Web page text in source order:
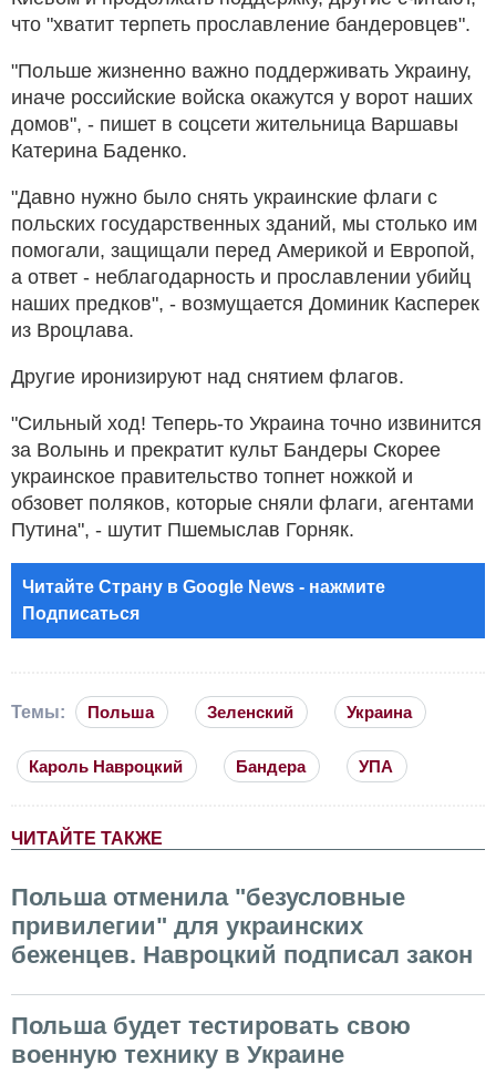
что "хватит терпеть прославление бандеровцев".
"Польше жизненно важно поддерживать Украину,
иначе российские войска окажутся у ворот наших
домов", - пишет в соцсети жительница Варшавы
Катерина Баденко.
"Давно нужно было снять украинские флаги с
польских государственных зданий, мы столько им
помогали, защищали перед Америкой и Европой,
а ответ - неблагодарность и прославлении убийц
наших предков", - возмущается Доминик Касперек
из Вроцлава.
Другие иронизируют над снятием флагов.
"Сильный ход! Теперь-то Украина точно извинится
за Волынь и прекратит культ Бандеры Скорее
украинское правительство топнет ножкой и
обзовет поляков, которые сняли флаги, агентами
Путина", - шутит Пшемыслав Горняк.
Читайте Страну в Google News - нажмите
Подписаться
Темы: Польша Зеленский Украина
Кароль Навроцкий Бандера УПА
ЧИТАЙТЕ ТАКЖЕ
Польша отменила "безусловные
привилегии" для украинских
беженцев. Навроцкий подписал закон
Польша будет тестировать свою
военную технику в Украине